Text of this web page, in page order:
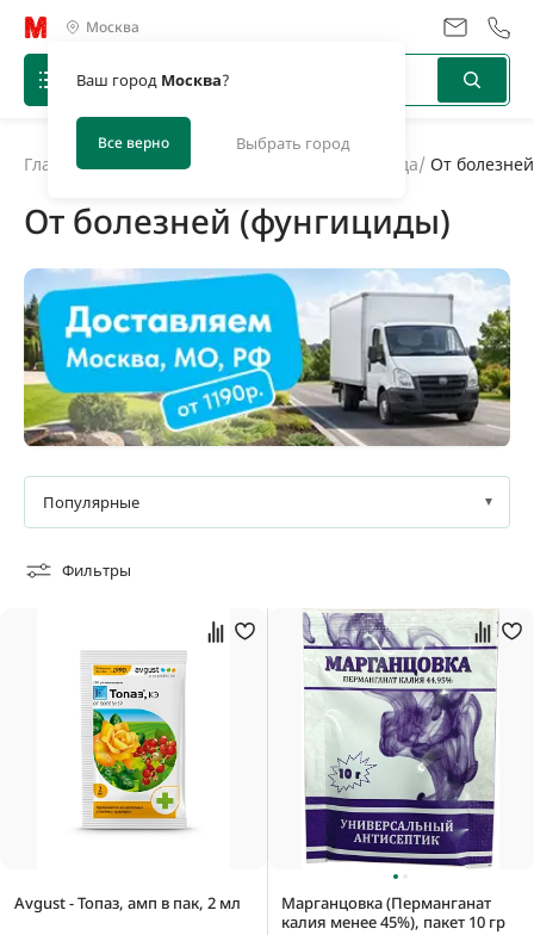
Москва
Ваш город Москва?
Все верно Выбрать город
Главная Средства защиты дома и сада/ От
От болезней (фунгициды)
400 мл
Бутыль
Пакет
Товары в наличии
0,002 кг
0,003 кг
Популярные
Фильтры
Avgust - Топаз, амп в пак, 2 мл
Марганцовка (Перманганат
калия менее 45%), пакет 10 гр